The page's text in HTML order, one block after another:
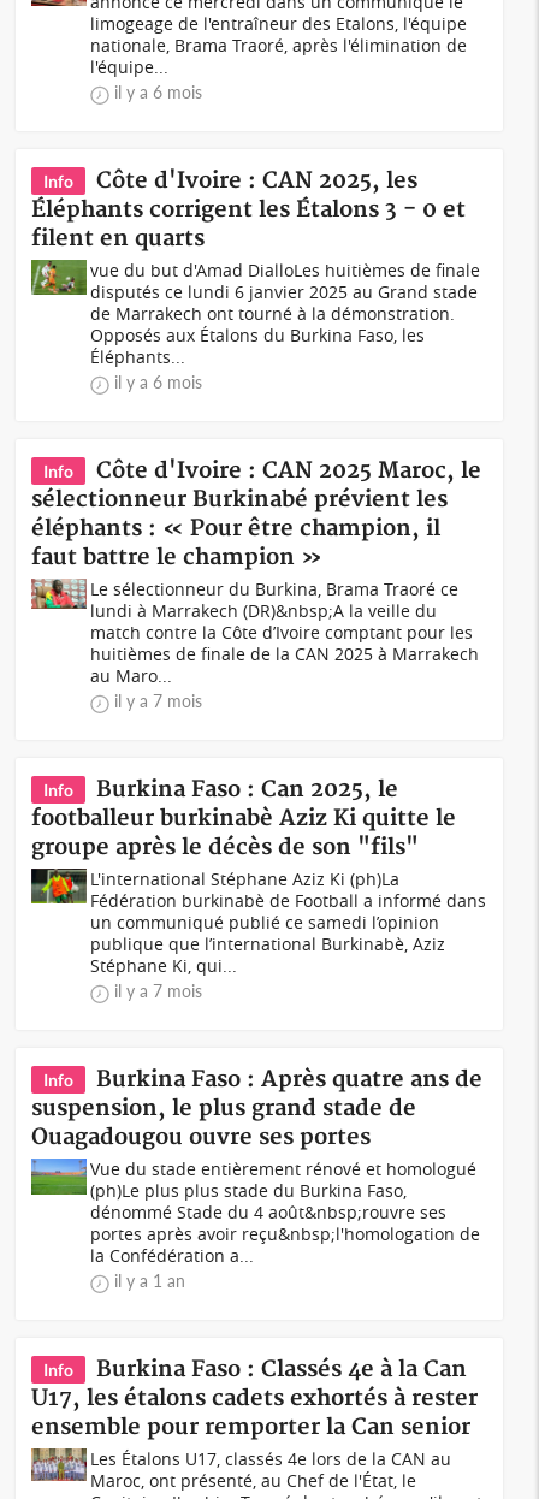
limogeage de l'entraîneur des Etalons, l'équipe
nationale, Brama Traoré, après l'élimination de
l'équipe...
il y a 6 mois
Info
Côte d'Ivoire : CAN 2025, les
Éléphants corrigent les Étalons 3 - 0 et
filent en quarts
vue du but d'Amad DialloLes huitièmes de finale
disputés ce lundi 6 janvier 2025 au Grand stade
de Marrakech ont tourné à la démonstration.
Opposés aux Étalons du Burkina Faso, les
Éléphants...
il y a 6 mois
Info
Côte d'Ivoire : CAN 2025 Maroc, le
sélectionneur Burkinabé prévient les
éléphants : « Pour être champion, il
faut battre le champion »
Le sélectionneur du Burkina, Brama Traoré ce
lundi à Marrakech (DR)&nbsp;A la veille du
match contre la Côte d’Ivoire comptant pour les
huitièmes de finale de la CAN 2025 à Marrakech
au Maro...
il y a 7 mois
Info
Burkina Faso : Can 2025, le
footballeur burkinabè Aziz Ki quitte le
groupe après le décès de son "fils"
L'international Stéphane Aziz Ki (ph)La
Fédération burkinabè de Football a informé dans
un communiqué publié ce samedi l’opinion
publique que l’international Burkinabè, Aziz
Stéphane Ki, qui...
il y a 7 mois
Info
Burkina Faso : Après quatre ans de
suspension, le plus grand stade de
Ouagadougou ouvre ses portes
Vue du stade entièrement rénové et homologué
(ph)Le plus plus stade du Burkina Faso,
dénommé Stade du 4 août&nbsp;rouvre ses
portes après avoir reçu&nbsp;l'homologation de
la Confédération a...
il y a 1 an
Info
Burkina Faso : Classés 4e à la Can
U17, les étalons cadets exhortés à rester
ensemble pour remporter la Can senior
Les Étalons U17, classés 4e lors de la CAN au
Maroc, ont présenté, au Chef de l'État, le